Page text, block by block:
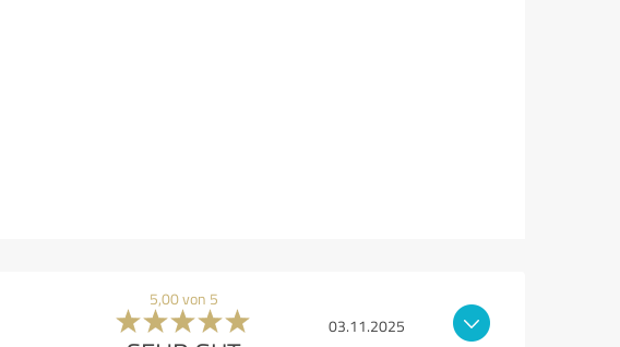
5,00 von 5
03.11.2025